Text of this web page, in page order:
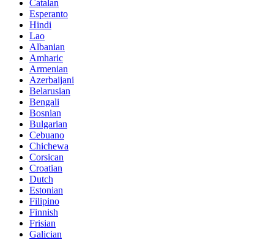
Catalan
Esperanto
Hindi
Lao
Albanian
Amharic
Armenian
Azerbaijani
Belarusian
Bengali
Bosnian
Bulgarian
Cebuano
Chichewa
Corsican
Croatian
Dutch
Estonian
Filipino
Finnish
Frisian
Galician